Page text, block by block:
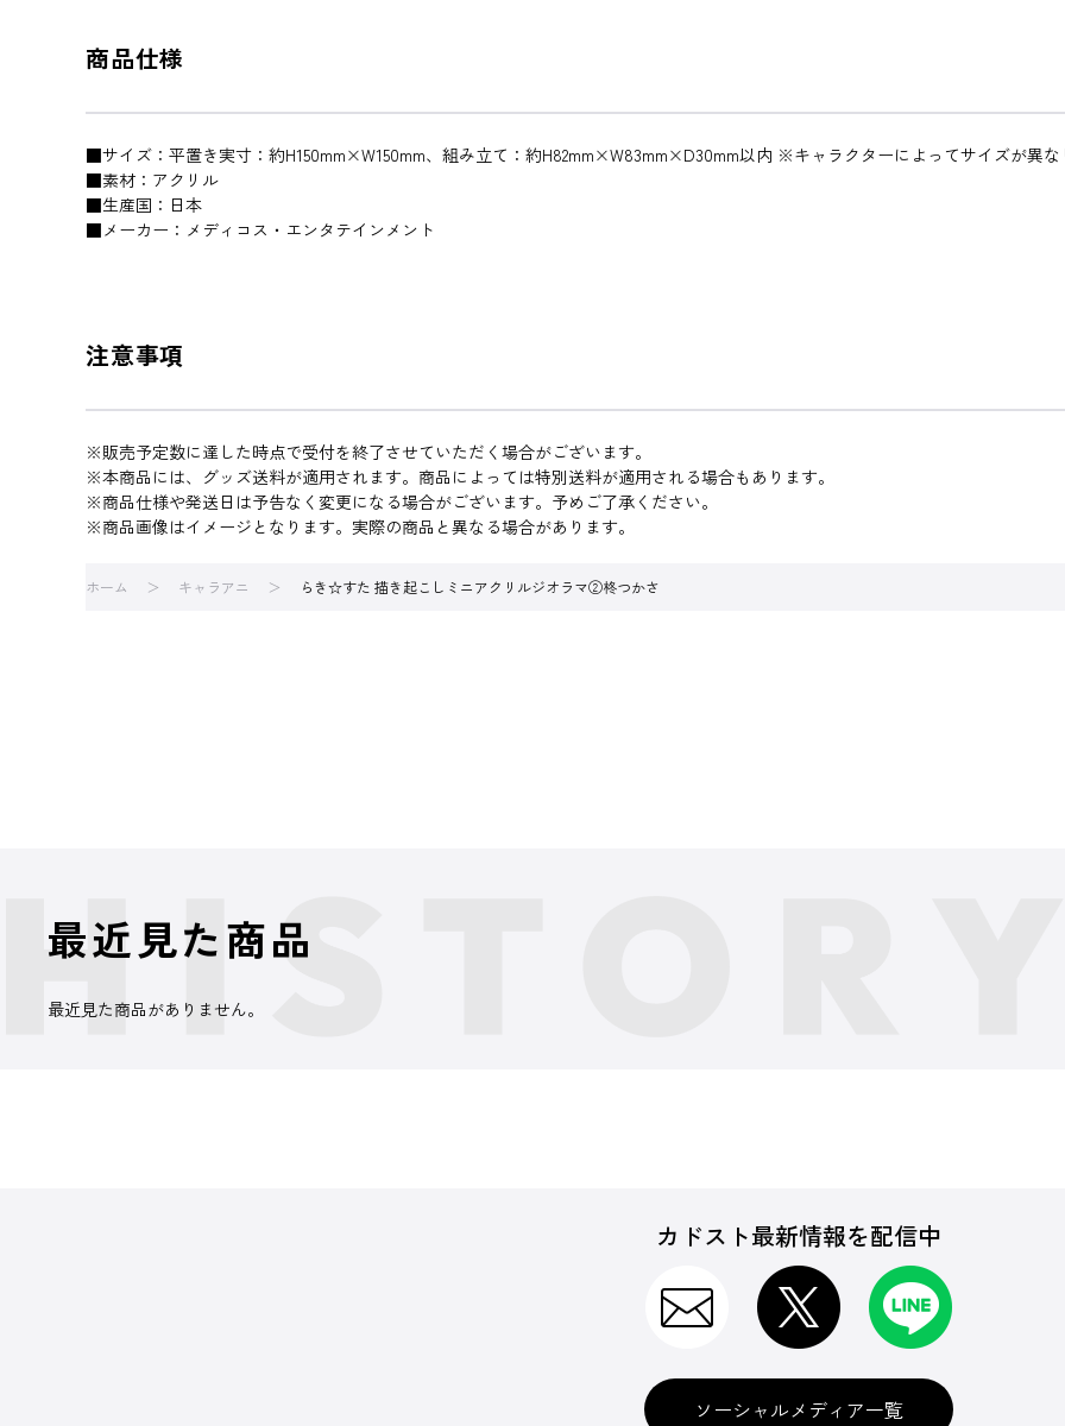
商品仕様
■サイズ：平置き実寸：約H150mm×W150mm、組み立て：約H82mm×W83mm×D30mm以内 ※キャラクターによってサイズが異な
■素材：アクリル
■生産国：日本
■メーカー：メディコス・エンタテインメント
注意事項
※販売予定数に達した時点で受付を終了させていただく場合がございます。
※本商品には、グッズ送料が適用されます。商品によっては特別送料が適用される場合もあります。
※商品仕様や発送日は予告なく変更になる場合がございます。予めご了承ください。
※商品画像はイメージとなります。実際の商品と異なる場合があります。
ホーム キャラアニ らき☆すた 描き起こしミニアクリルジオラマ②柊つかさ
最近見た商品
最近見た商品がありません。
カドスト最新情報を配信中
ソーシャルメディア一覧